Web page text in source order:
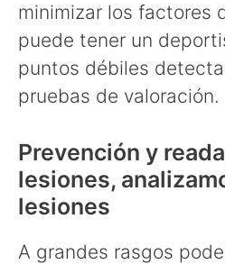
minimizar los factores
puede tener un
puntos débiles
pruebas de valoración.
Prevención y
lesiones,
lesiones
A grandes rasgos